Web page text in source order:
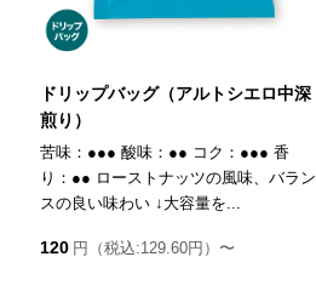
ドリップバッグ（アルトシエロ中深
煎り）
苦味：●●● 酸味：●● コク：●●● 香
り：●● ローストナッツの風味、バラン
スの良い味わい ↓大容量を...
120 円（税込:129.60円）〜